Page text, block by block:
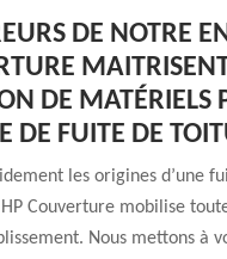
DE NOTRE
DE MATÉRIELS
DE FUITE DE
les origines d’une
Couverture mobilise
Nous mettons à